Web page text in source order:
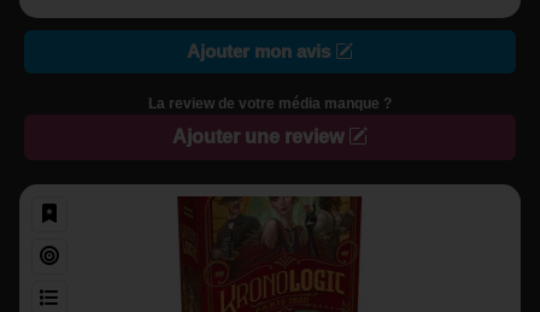
Ajouter mon avis
La review de votre média manque ?
Ajouter une review